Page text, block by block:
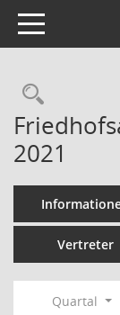
Toggle navigation
2021
Vertreter
Quartal